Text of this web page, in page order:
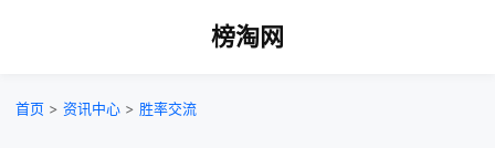
榜淘网
首页 > 资讯中心 > 胜率交流